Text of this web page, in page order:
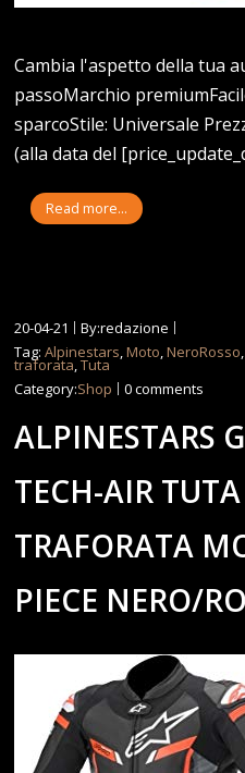
Cambia l'aspetto della tua
passoMarchio
sparcoStile: Universale
(alla data del
Read more...
20-04-21
By:redazione
Tag:Alpinestars,Moto,NeroRosso
traforata,Tuta
Category:Shop 0 comments
ALPINESTARS
TECH-AIR
TRAFORATA
PIECE NERO/